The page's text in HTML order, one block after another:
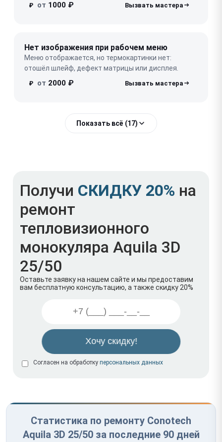
₽ от 1000 ₽
Нет изображения при рабочем меню
Меню отображается, но термокартинки нет:
отошёл шлейф, дефект матрицы или дисплея.
₽ от 2000 ₽
Показать всё (17)
Получи СКИДКУ 20% на
ремонт
тепловизионного
монокуляра Aquila 3D
25/50
Оставьте заявку на нашем сайте и мы предоставим
вам бесплатную консультацию, а также скидку 20%
Согласен на обработку персональных данных
Статистика по ремонту Conotech
Aquila 3D 25/50 за последние 90 дней